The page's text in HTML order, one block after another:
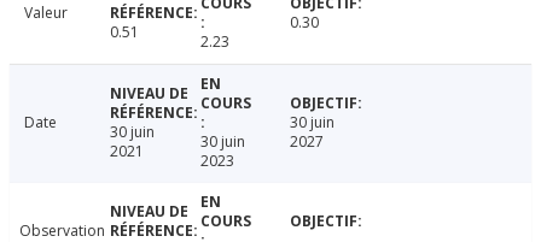
Valeur
0.51
2.23
0.30
Date
30 juin
2021
30 juin
2023
30 juin
2027
Observation